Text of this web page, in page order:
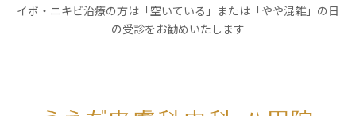
イボ・ニキビ治療の方は「空いている」または「やや混雑」の日
の受診をお勧めいたします